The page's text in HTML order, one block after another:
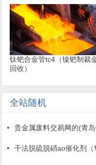
钛钯合金管tc4（镍钯制裁
回收）
全站随机
贵金属废料交易网的(青
干法脱硫脱硝ao催化剂（